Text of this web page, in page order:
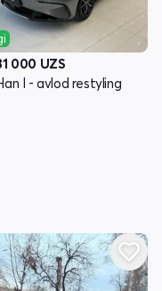
000 UZS
I - avlod restyling